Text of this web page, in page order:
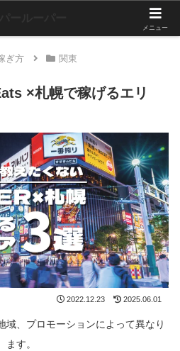
ぎ方 関東
×札幌で稼げるエリ
2022.12.23 2025.06.01
、プロモーションによって異なり
ます。
メニュー